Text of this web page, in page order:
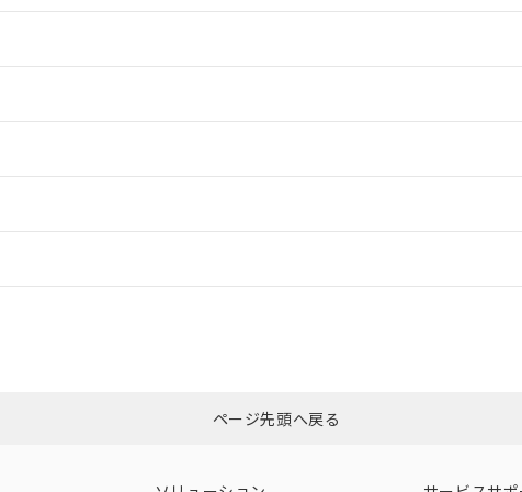
ダウンロードはこちら
（日本
（アメリカ
ページ先頭へ戻る